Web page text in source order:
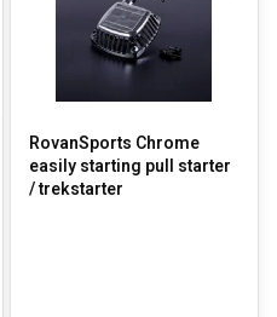
RovanSports Chrome
easily starting pull starter
/ trekstarter